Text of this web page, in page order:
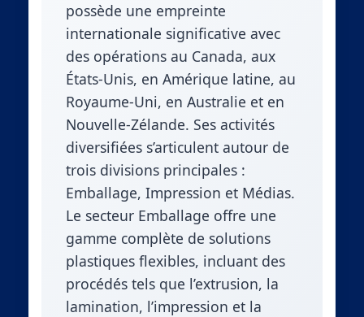
possède une empreinte
internationale significative avec
des opérations au Canada, aux
États-Unis, en Amérique latine, au
Royaume-Uni, en Australie et en
Nouvelle-Zélande. Ses activités
diversifiées s’articulent autour de
trois divisions principales :
Emballage, Impression et Médias.
Le secteur Emballage offre une
gamme complète de solutions
plastiques flexibles, incluant des
procédés tels que l’extrusion, la
lamination, l’impression et la